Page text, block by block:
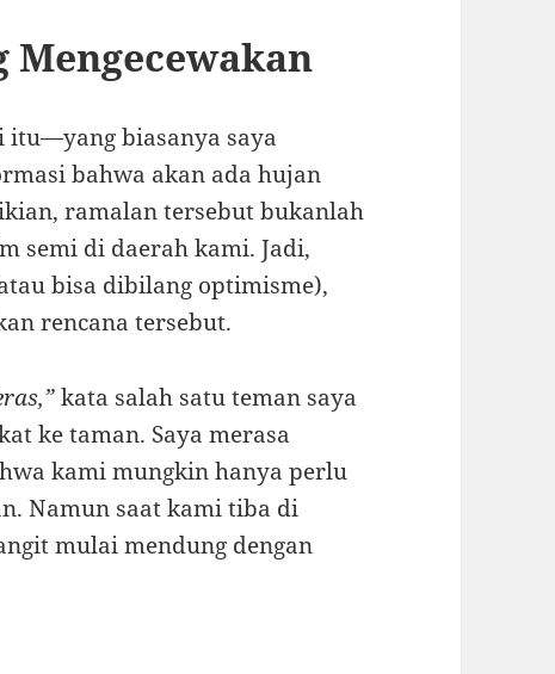
Mengecewakan
itu—yang biasanya saya
bahwa akan ada hujan
ramalan tersebut bukanlah
semi di daerah kami. Jadi,
bisa dibilang optimisme),
rencana tersebut.
kata salah satu teman saya
ke taman. Saya merasa
kami mungkin hanya perlu
Namun saat kami tiba di
mulai mendung dengan